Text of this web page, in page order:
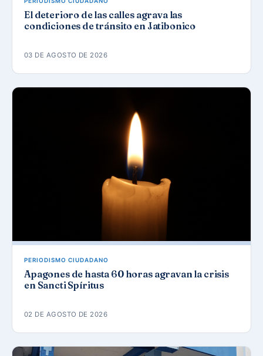
El deterioro de las calles agrava las
condiciones de tránsito en Jatibonico
03 DE AGOSTO DE 2026
PERIODISMO CIUDADANO
Apagones de hasta 60 horas agravan la crisis
en Sancti Spíritus
02 DE AGOSTO DE 2026